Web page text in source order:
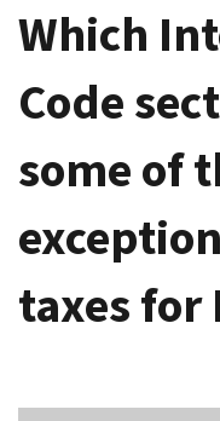
Which
Code
some of
taxes for